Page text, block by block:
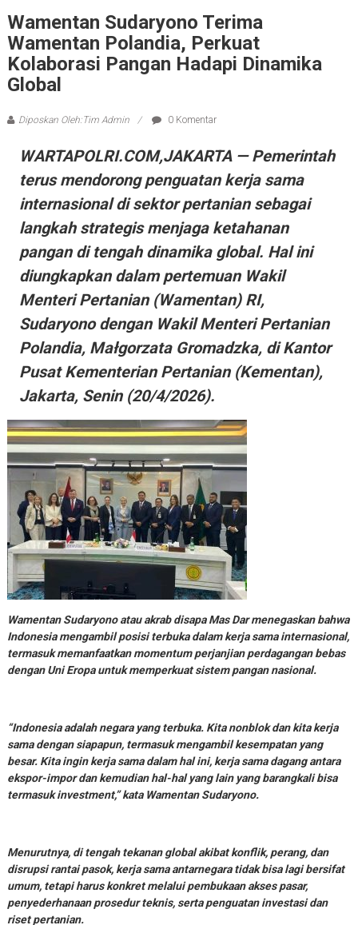
Wamentan Sudaryono Terima
Wamentan Polandia, Perkuat
Kolaborasi Pangan Hadapi Dinamika
Global
Diposkan Oleh:Tim Admin 0 Komentar
WARTAPOLRI.COM,JAKARTA — Pemerintah
terus mendorong penguatan kerja sama
internasional di sektor pertanian sebagai
langkah strategis menjaga ketahanan
pangan di tengah dinamika global. Hal ini
diungkapkan dalam pertemuan Wakil
Menteri Pertanian (Wamentan) RI,
Sudaryono dengan Wakil Menteri Pertanian
Polandia, Małgorzata Gromadzka, di Kantor
Pusat Kementerian Pertanian (Kementan),
Jakarta, Senin (20/4/2026).
Wamentan Sudaryono atau akrab disapa Mas Dar menegaskan bahwa
Indonesia mengambil posisi terbuka dalam kerja sama internasional,
termasuk memanfaatkan momentum perjanjian perdagangan bebas
dengan Uni Eropa untuk memperkuat sistem pangan nasional.
“Indonesia adalah negara yang terbuka. Kita nonblok dan kita kerja
sama dengan siapapun, termasuk mengambil kesempatan yang
besar. Kita ingin kerja sama dalam hal ini, kerja sama dagang antara
ekspor-impor dan kemudian hal-hal yang lain yang barangkali bisa
termasuk investment,” kata Wamentan Sudaryono.
Menurutnya, di tengah tekanan global akibat konflik, perang, dan
disrupsi rantai pasok, kerja sama antarnegara tidak bisa lagi bersifat
umum, tetapi harus konkret melalui pembukaan akses pasar,
penyederhanaan prosedur teknis, serta penguatan investasi dan
riset pertanian.